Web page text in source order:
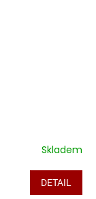
Skladem
DETAIL